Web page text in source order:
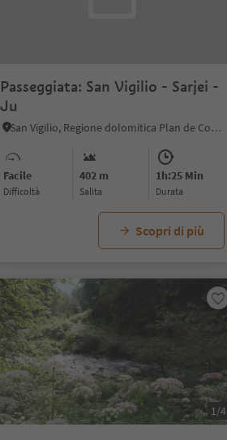
Passeggiata: San Vigilio - Sarjei -
Ju
San Vigilio, Regione dolomitica Plan de Corones
Facile
Difficoltà
402 m
Salita
1h:25 Min
durata
Scopri di più
1/4